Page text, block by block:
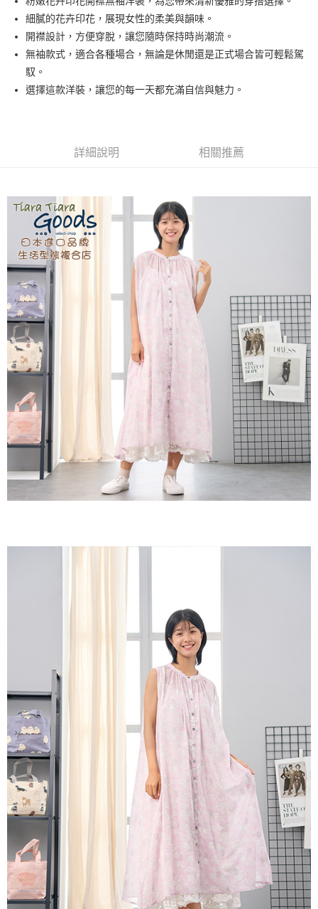
悠遊付
Google Pay
全盈+PAY
AFTEE先享後付是「在收到商品之後才付款」的支付方式。 讓您購物簡單
３．安心：先確認商品／服務後，再付款。
【「AFTEE先享後付」結帳流程】
１．於結帳方式選擇「AFTEE先享後付」後，將跳轉至「AFTEE先享後付」
結帳頁面，進行簡訊認證並確認金額後，即可完成結帳。
２．訂單成立數日內，您將收到繳費通知簡訊。
３．收到繳費通知簡訊後14天內，點擊此簡訊中的連結，可透過四大超商／
ATM／網路銀行／等多元方式進行付款，方視為交易完成。
※ 請注意：結帳手續完成當下不需立刻繳費，但若您需要取消訂單，請聯絡
購買商品的店家。未經商家同意取消之訂單仍視為有效，需透過AFTEE先享
後付繳納相關費用。
※ 交易是否成功請以「AFTEE先享後付 」之結帳頁面顯示為準，若有關於
是否繳費成功／繳費後需取消欲退款等相關疑問，請聯繫「AFTEE先享後付
客戶支援中心」
https://netprotections.freshdesk.com/support/home
【注意事項】
１．透過由恩沛科技股份有限公司提供之「AFTEE先享後付」服務完成之交
易，需依本服務之必要範圍內提供個人資料，並將交易相關給付款項請求債
權轉讓予恩沛科技股份有限公司。
２．關於個人資料處理事宜，請瀏覽以下網址：
https://aftee.tw/terms/#terms3
３．未成年的使用者請事先徵得法定代理人或監護人之同意方可使用
「AFTEE先享後付」，若未經同意申辦者引起之損失，本公司不負相關責
５．嚴禁一人註冊多個帳號或使用他人資訊註冊。若發現惡意使用之情形，
全家取貨付款
每筆NT$60，滿NT$1,800(含以上)免運費
付款後全家取貨
每筆NT$60，滿NT$1,800(含以上)免運費
7-11取貨付款
每筆NT$60，滿NT$2,000(含以上)免運費
付款後7-11取貨
每筆NT$60，滿NT$2,000(含以上)免運費
黑貓宅急便(包裹尺寸60cm以下)
每筆NT$100，滿NT$2,000(含以上)免運費
黑貓宅急便(包裹尺寸90cm以下)
每筆NT$140，滿NT$2,000(含以上)免運費
細膩的花卉印花，展現女性的柔美與韻味。
開襟設計，方便穿脫，讓您隨時保持時尚潮流。
無袖款式，適合各種場合，無論是休閒還是正式場合皆可輕鬆駕
馭。
選擇這款洋裝，讓您的每一天都充滿自信與魅力。
詳細說明 相關推薦